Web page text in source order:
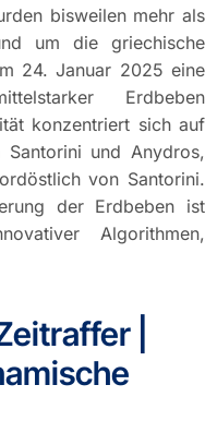
bisweilen mehr als
um die griechische
24. Januar 2025 eine
Erdbeben
konzentriert sich auf
und Anydros,
von Santorini.
der Erdbeben ist
Algorithmen,
|